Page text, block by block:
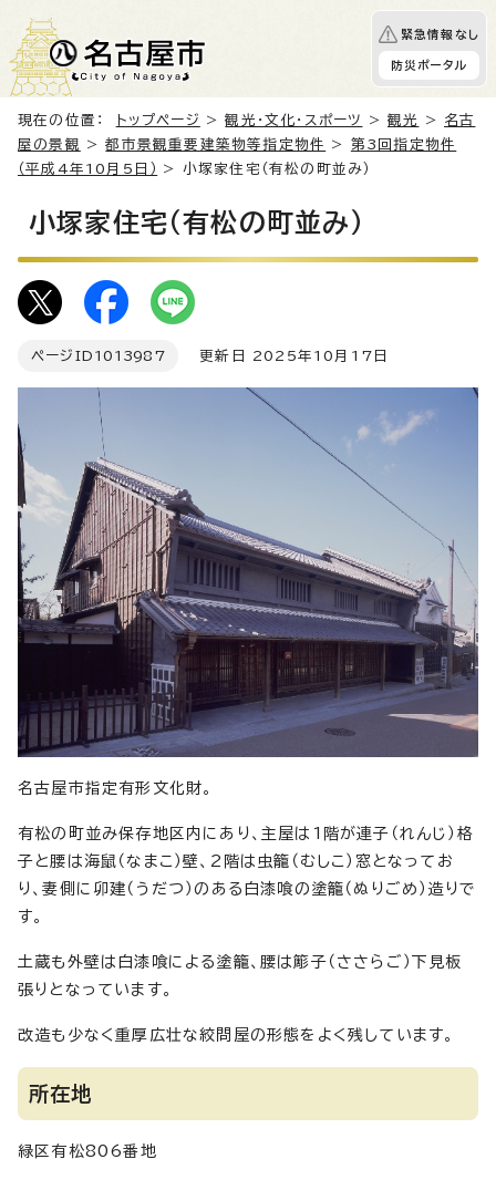
緊急情報なし
防災ポータル
現在の位置： トップページ >観光・文化・スポーツ >観光 > 名古
屋の景観
>都市景観重要建築物等指定物件 > 第3回指定物件
（平成4年10月5日）
> 小塚家住宅（有松の町並み）
小塚家住宅（有松の町並み）
ページID 1013987 更新日 2025年10月17日
名古屋市指定有形文化財。
有松の町並み保存地区内にあり、主屋は1階が連子（れんじ）格
子と腰は海鼠（なまこ）壁、2階は虫籠（むしこ）窓となってお
り、妻側に卯建（うだつ）のある白漆喰の塗籠（ぬりごめ）造りで
す。
土蔵も外壁は白漆喰による塗籠、腰は簓子（ささらご）下見板
張りとなっています。
改造も少なく重厚広壮な絞問屋の形態をよく残しています。
所在地
緑区有松806番地